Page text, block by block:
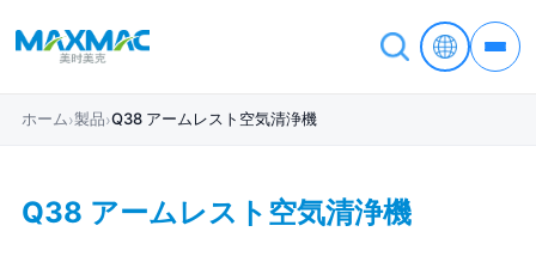
ホーム›製品›Q38 アームレスト空気清浄機
Q38 アームレスト空気清浄機